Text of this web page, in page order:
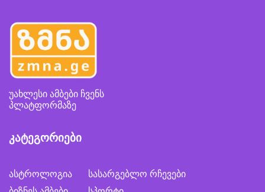
უახლესი ამბები ჩვენს
პლატფორმაზე
კატეგორიები
ასტროლოგია
სასარგებლო რჩევები